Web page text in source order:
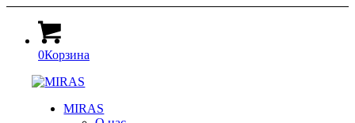
0Корзина
MIRAS